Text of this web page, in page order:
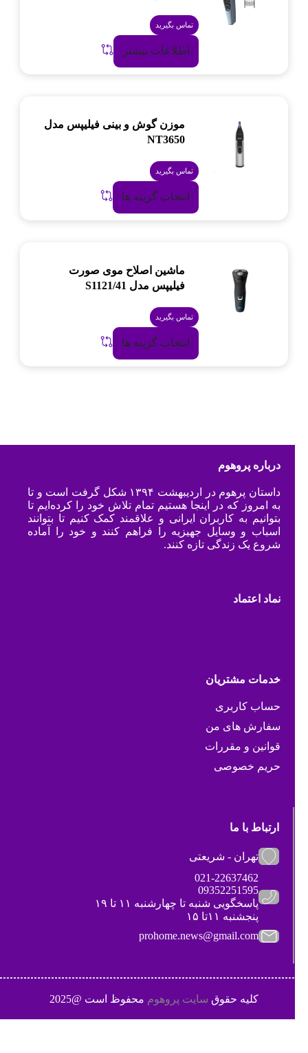
تماس بگیرید
اطلاعات بیشتر
موزن گوش و بینی فیلیپس مدل
NT3650
تماس بگیرید
انتخاب گزینه ها
ماشین اصلاح موی صورت
فیلیپس مدل S1121/41
تماس بگیرید
انتخاب گزینه ها
درباره پروهوم
داستان پرهوم در اردیبهشت ۱۳۹۴ شکل گرفت است و تا
به امروز که در اینجا هستیم تمام تلاش خود را کرده‌ایم تا
بتوانیم به کاربران ایرانی و علاقمند کمک کنیم تا بتوانند
اسباب و وسایل جهیزیه را فراهم کنند و خود را آماده
شروع یک زندگی تازه کنند.
نماد اعتماد
خدمات مشتریان
حساب کاربری
سفارش های من
قوانین و مقررات
حریم خصوصی
ارتباط با ما
تهران - شریعتی
021-22637462
09352251595
پاسخگویی شنبه تا چهارشنبه ۱۱ تا ۱۹
پنجشنبه ۱۱تا ۱۵
prohome.news@gmail.com
کلیه حقوقسایت پروهوممحفوظ است @2025